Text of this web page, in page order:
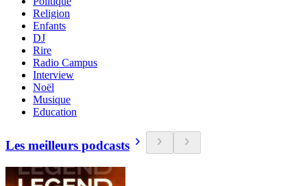
Religion
Enfants
DJ
Rire
Radio Campus
Interview
Noël
Musique
Education
Les meilleurs podcasts